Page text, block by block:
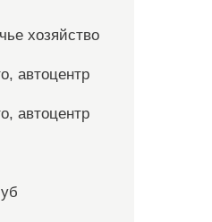
хозяйство
автоцентр
автоцентр